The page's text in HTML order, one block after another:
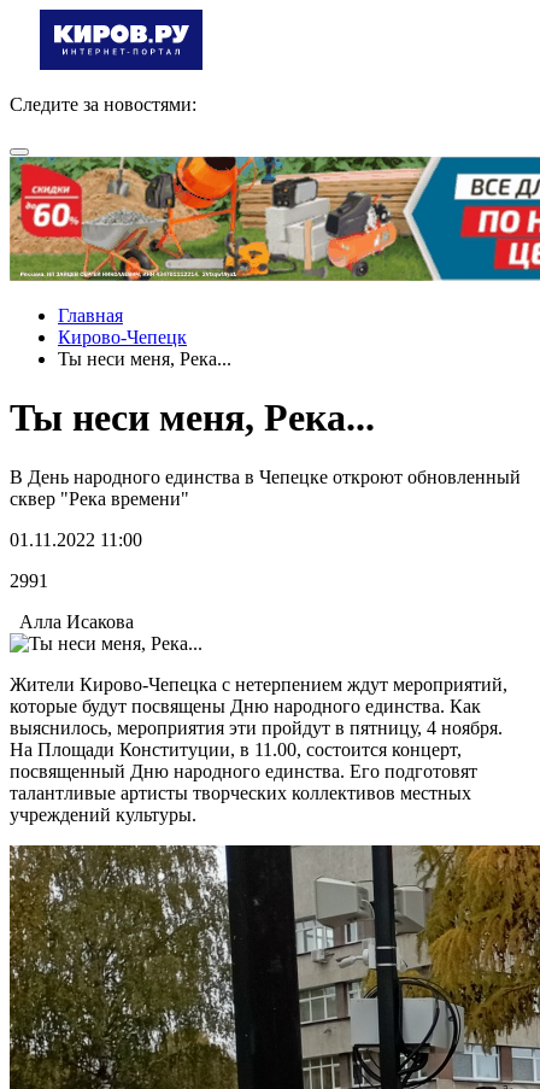
Следите за новостями:
Главная
Кирово-Чепецк
Ты неси меня, Река...
Ты неси меня, Река...
В День народного единства в Чепецке откроют обновленный
сквер "Река времени"
01.11.2022 11:00
2991
Алла Исакова
Жители Кирово-Чепецка с нетерпением ждут мероприятий,
которые будут посвящены Дню народного единства. Как
выяснилось, мероприятия эти пройдут в пятницу, 4 ноября.
На Площади Конституции, в 11.00, состоится концерт,
посвященный Дню народного единства. Его подготовят
талантливые артисты творческих коллективов местных
учреждений культуры.